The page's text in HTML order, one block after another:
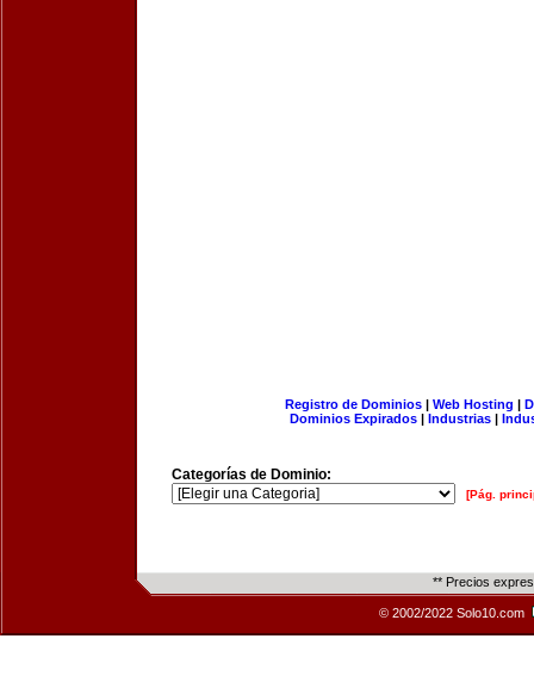
Registro de Dominios| Web Hosting |
Dominios Expirados | Industrias |
Categorías de Dominio:
[Pág.
** Precios
© 2002/2022 Solo10.com